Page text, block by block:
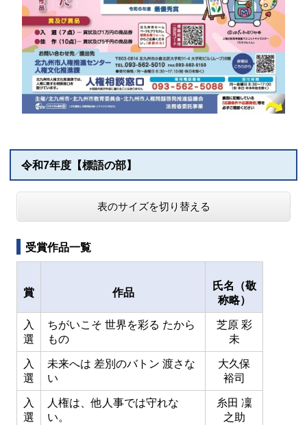
令和7年度【標語の部】
表のサイズを切り替える
受賞作品一覧
賞 作品
氏名 （敬
称略）
入
選
ちがいこそ 世界を彩る たから
もの
芝原 彩
未
入
選
未来へは 差別のバトン 渡さな
い
大久保
裕司
入
選
人権は、他人事では守れな
い。
糸田 凜
之助